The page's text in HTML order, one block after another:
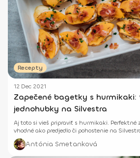
Recepty
12 Dec 2021
Zapečené bagetky s hurmikaki:
jednohubky na Silvestra
Aj toto si vieš pripraviť s hurmikaki. Perfektné
vhodné ako predjedlo či pohostenie na
Antónia Smetanková